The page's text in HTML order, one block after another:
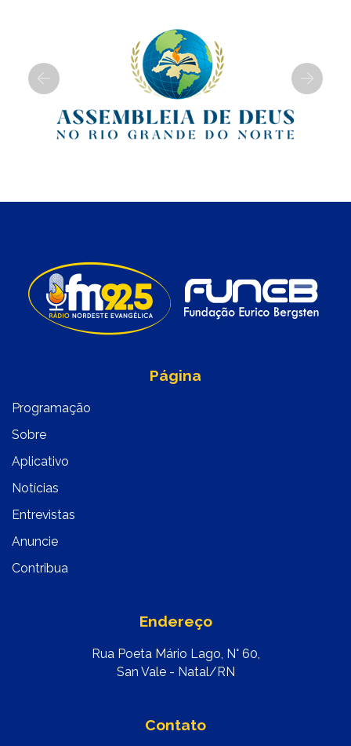
Previous Next
Página
Programação
Sobre
Aplicativo
Notícias
Entrevistas
Anuncie
Contribua
Endereço
Rua Poeta Mário Lago, N° 60,
San Vale - Natal/RN
Contato